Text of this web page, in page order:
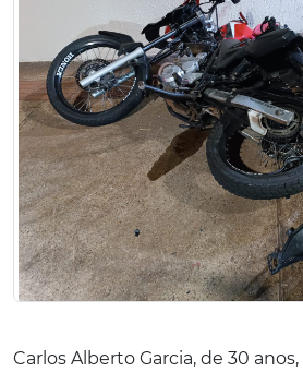
Carlos Alberto Garcia, de 30